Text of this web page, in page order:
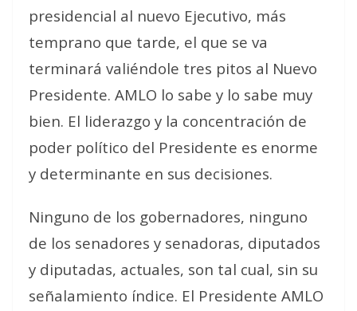
presidencial al nuevo Ejecutivo, más
temprano que tarde, el que se va
terminará valiéndole tres pitos al Nuevo
Presidente. AMLO lo sabe y lo sabe muy
bien. El liderazgo y la concentración de
poder político del Presidente es enorme
y determinante en sus decisiones.
Ninguno de los gobernadores, ninguno
de los senadores y senadoras, diputados
y diputadas, actuales, son tal cual, sin su
señalamiento índice. El Presidente AMLO